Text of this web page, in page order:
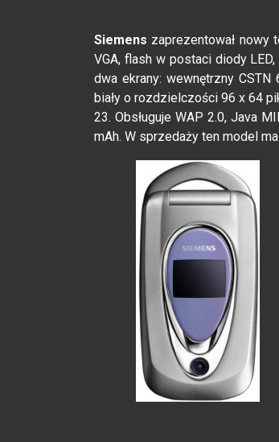
Siemens zaprezentował nowy
VGA, flash w postaci diody
dwa ekrany: wewnętrzny
biały o rozdzielczości 96 x 64
23. Obsługuje WAP 2.0, Java
mAh. W sprzedaży ten model